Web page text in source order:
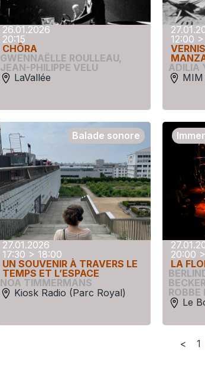
26.01.2026
20:15
CHÔRA
GWENNAËLLE ROULLEAU,
JEAN-PHILIPPE VELU
LaVallée
12:00
ADILIA
27.01.2026
17:30 > 18:00
UN SOUVENIR À TRAVERS LE
TEMPS ET L’ESPACE
NOA TIMMERMANS
Kiosk Radio (Parc Royal)
Balade sonore
20:00
LA
ROBBE
Le
< 1